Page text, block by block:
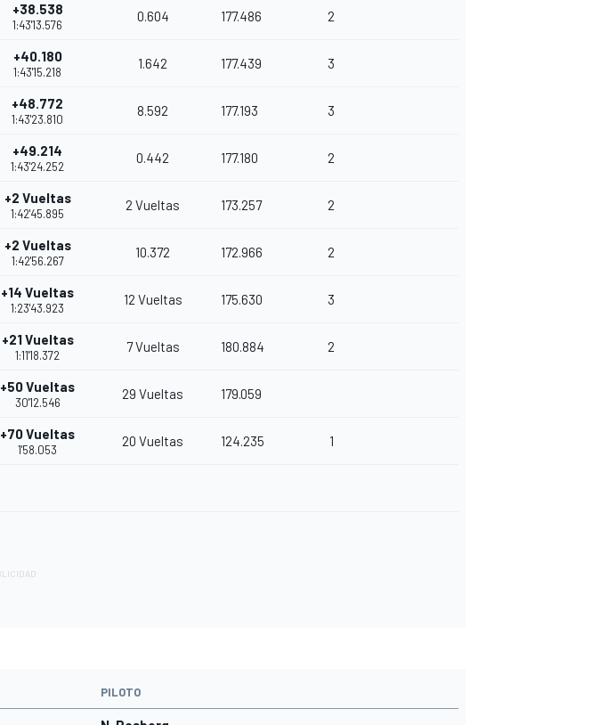
+38.538
1:43'13.576
0.604 177.486 2
+40.180
1:43'15.218
1.642 177.439 3
+48.772
1:43'23.810
8.592 177.193 3
+49.214
1:43'24.252
0.442 177.180 2
+2 Vueltas
1:42'45.895
2 Vueltas 173.257 2
+2 Vueltas
1:42'56.267
10.372 172.966 2
+14 Vueltas
1:23'43.923
12 Vueltas 175.630 3
+21 Vueltas
1:11'18.372
7 Vueltas 180.884 2
+50 Vueltas
30'12.546
29 Vueltas 179.059
+70 Vueltas
1'58.053
20 Vueltas 124.235 1
PILOTO